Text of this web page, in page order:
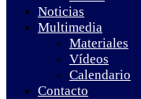
Noticias
Multimedia
Materiales
Vídeos
Calendario
Contacto